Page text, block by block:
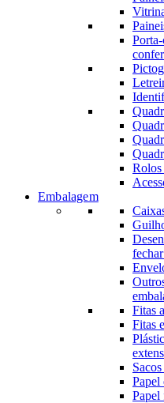
Rolos
Embalagem
Fitas
Fitas
Papel
Papel